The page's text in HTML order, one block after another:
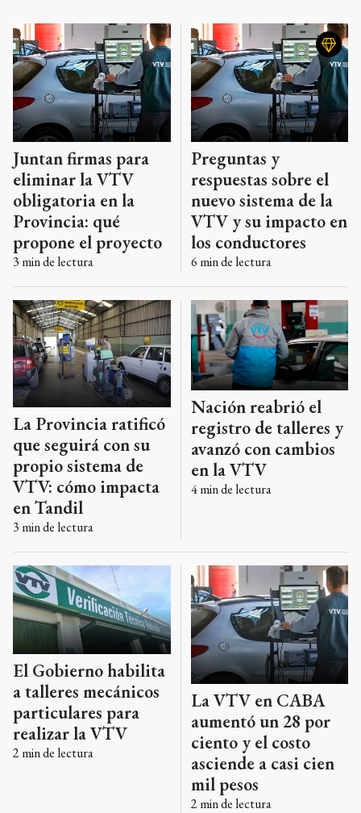
Juntan firmas para
eliminar la VTV
obligatoria en la
Provincia: qué
propone el proyecto
3 min de lectura
Preguntas y
respuestas sobre el
nuevo sistema de la
VTV y su impacto en
los conductores
6 min de lectura
La Provincia ratificó
que seguirá con su
propio sistema de
VTV: cómo impacta
en Tandil
3 min de lectura
Nación reabrió el
registro de talleres y
avanzó con cambios
en la VTV
4min de lectura
El Gobierno habilita
a talleres mecánicos
particulares para
realizar la VTV
2 min de lectura
La VTV en CABA
aumentó un 28 por
ciento y el costo
asciende a casi cien
mil pesos
2 min de lectura